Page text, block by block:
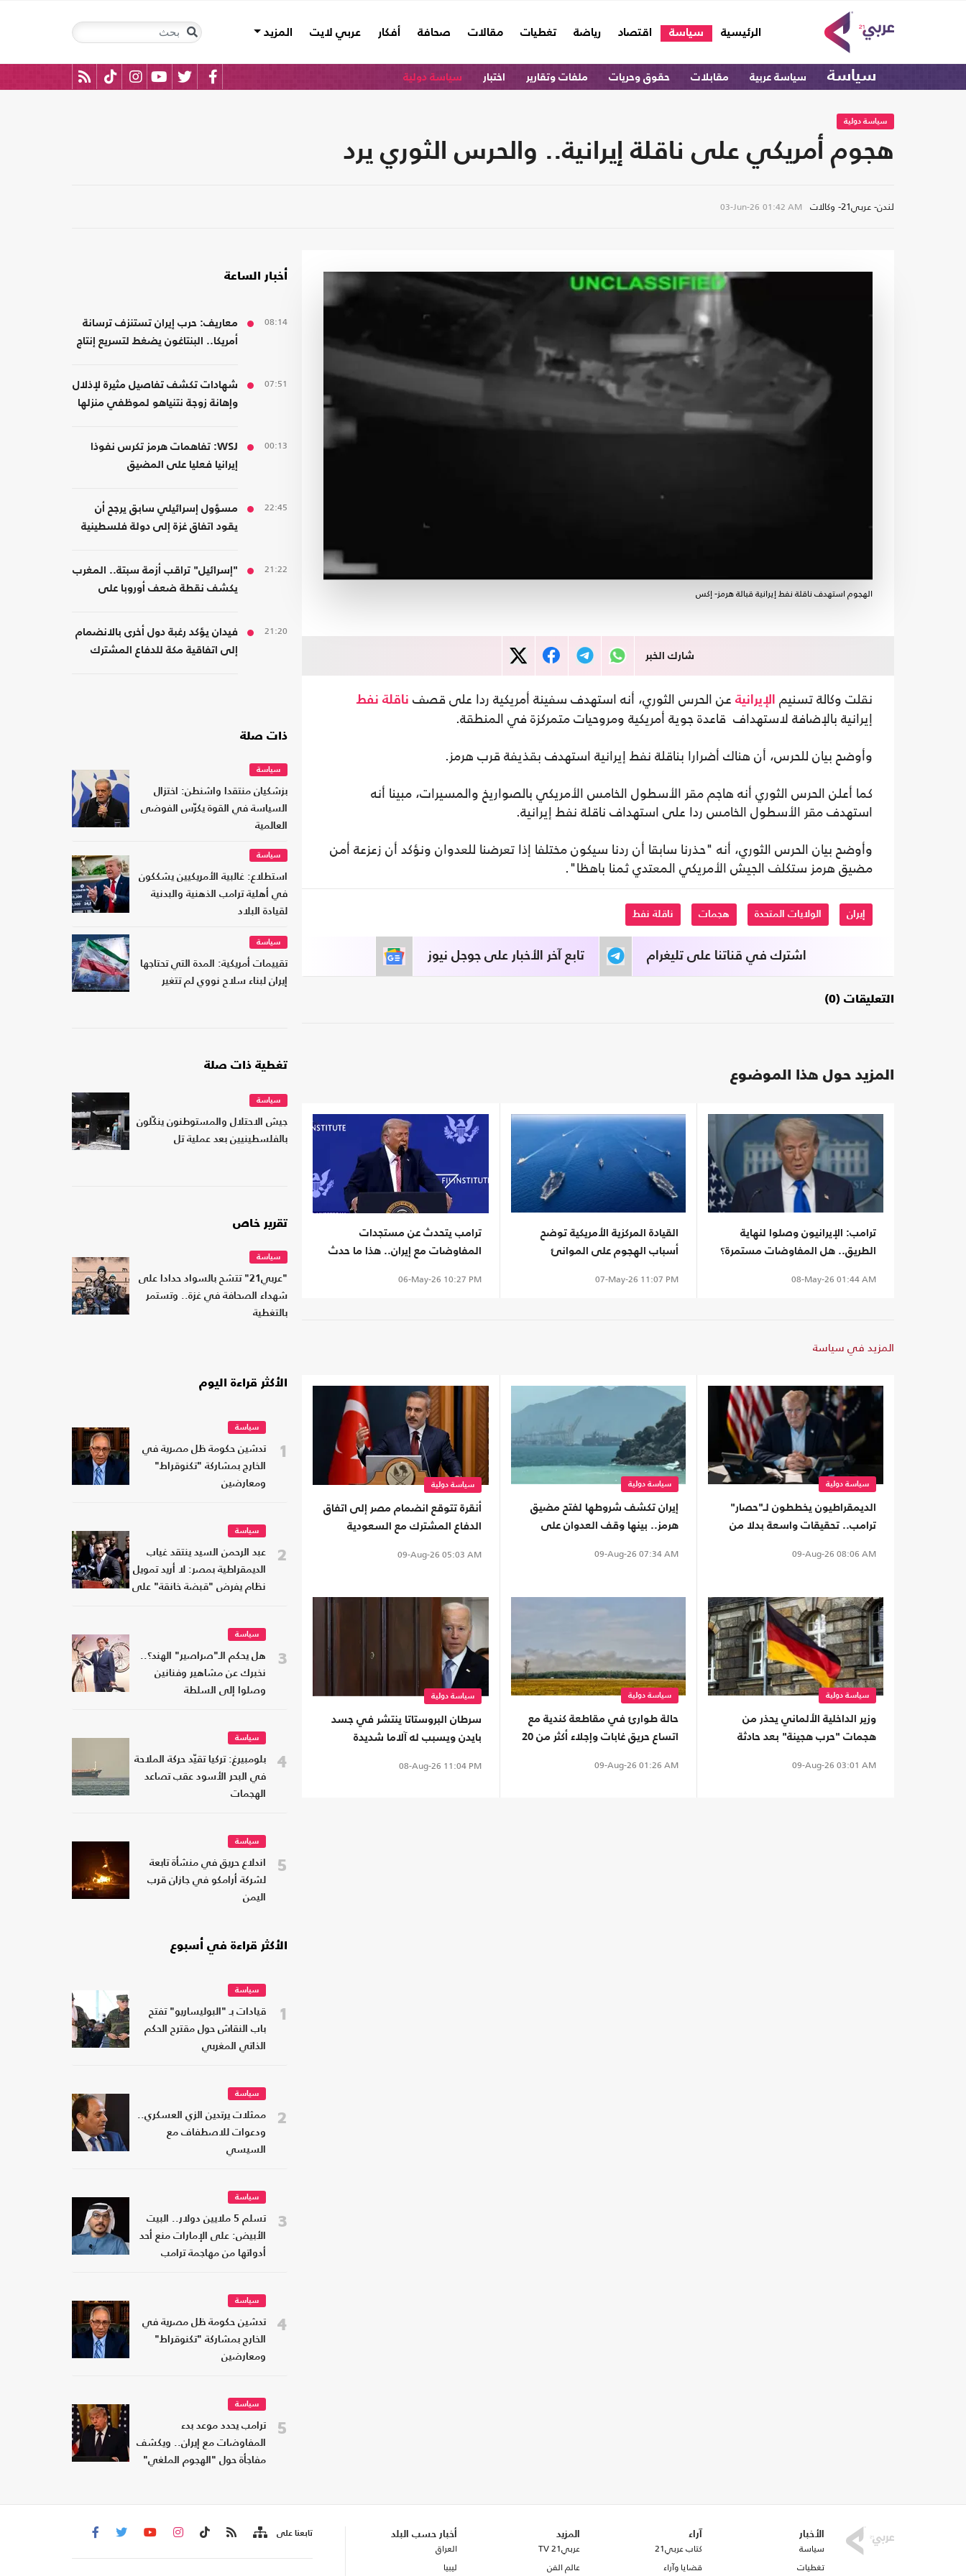
الرئيسية
(current) سياسة اقتصاد رياضة تغطيات مقالات صحافة أفكار عربي لايت المزيد
سياسة سياسة عربية مقابلات حقوق وحريات ملفات وتقارير اختبار سياسة دولية
سياسة دولية
هجوم أمريكي على ناقلة إيرانية.. والحرس الثوري يرد
لندن- عربي21- وكالات 03-Jun-26 01:42 AM
الهجوم استهدف ناقلة نفط إيرانية قبالة هرمز- إكس
شارك الخبر
نقلت وكالة تسنيم الإيرانية عن الحرس الثوري، أنه استهدف سفينة أمريكية ردا على قصف ناقلة نفط
إيرانية بالإضافة لاستهداف قاعدة جوية أمريكية ومروحيات متمركزة في المنطقة.
وأوضح بيان للحرس، أن هناك أضرارا بناقلة نفط إيرانية استهدف بقذيفة قرب هرمز.
كما أعلن الحرس الثوري أنه هاجم مقر الأسطول الخامس الأمريكي بالصواريخ والمسيرات، مبينا أنه
استهدف مقر الأسطول الخامس ردا على استهداف ناقلة نفط إيرانية.
وأوضح بيان الحرس الثوري، أنه "حذرنا سابقا أن ردنا سيكون مختلفا إذا تعرضنا للعدوان ونؤكد أن زعزعة أمن
مضيق هرمز ستكلف الجيش الأمريكي المعتدي ثمنا باهظا".
إيران الولايات المتحدة هجمات ناقلة نفط
تابع آخر الأخبار على جوجل نيوز اشترك في قناتنا على تليغرام
التعليقات (0)
المزيد حول هذا الموضوع
ترامب: الإيرانيون وصلوا لنهاية
الطريق.. هل المفاوضات مستمرة؟
08-May-26 01:44 AM
القيادة المركزية الأمريكية توضح
أسباب الهجوم على الموانئ
07-May-26 11:07 PM
ترامب يتحدث عن مستجدات
المفاوضات مع إيران.. هذا ما حدث
06-May-26 10:27 PM
المزيد في سياسة
سياسة دولية
الديمقراطيون يخططون لـ"حصار"
ترامب.. تحقيقات واسعة بدلا من
09-Aug-26 08:06 AM
سياسة دولية
إيران تكشف شروطها لفتح مضيق
هرمز.. بينها وقف العدوان على
09-Aug-26 07:34 AM
سياسة دولية
أنقرة تتوقع انضمام مصر إلى اتفاق
الدفاع المشترك مع السعودية
09-Aug-26 05:03 AM
سياسة دولية
وزير الداخلية الألماني يحذر من
هجمات "حرب هجينة" بعد حادثة
09-Aug-26 03:01 AM
سياسة دولية
حالة طوارئ في مقاطعة كندية مع
اتساع حريق غابات وإجلاء أكثر من 20
09-Aug-26 01:26 AM
سياسة دولية
سرطان البروستاتا ينتشر في جسد
بايدن ويسبب له آلاما شديدة
08-Aug-26 11:04 PM
أخبار الساعة
08:14
معاريف: حرب إيران تستنزف ترسانة
أمريكا.. البنتاغون يضغط لتسريع إنتاج
07:51
شهادات تكشف تفاصيل مثيرة لإذلال
وإهانة زوجة نتنياهو لموظفي منزلها
00:13
WSJ: تفاهمات هرمز تكرس نفوذا
إيرانيا فعليا على المضيق
22:45
مسؤول إسرائيلي سابق يرجح أن
يقود اتفاق غزة إلى دولة فلسطينية
21:22
"إسرائيل" تراقب أزمة سبتة.. المغرب
يكشف نقطة ضعف أوروبا على
21:20
فيدان يؤكد رغبة دول أخرى بالانضمام
إلى اتفاقية مكة للدفاع المشترك
ذات صلة
سياسة
بزشكيان منتقدا واشنطن: اختزال
السياسة في القوة يكرّس الفوضى
العالمية
سياسة
استطلاع: غالبية الأمريكيين يشككون
في أهلية ترامب الذهنية والبدنية
لقيادة البلاد
سياسة
تقييمات أمريكية: المدة التي تحتاجها
إيران لبناء سلاح نووي لم تتغير
تغطية ذات صلة
سياسة
جيش الاحتلال والمستوطنون ينكّلون
بالفلسطينيين بعد عملية تل
تقرير خاص
سياسة
"عربي21" تتشح بالسواد حدادا على
شهداء الصحافة في غزة.. وتستمر
بالتغطية
الأكثر قراءة اليوم
1
سياسة
تدشين حكومة ظل مصرية في
الخارج بمشاركة "تكنوقراط"
ومعارضين
2
سياسة
عبد الرحمن السيد ينتقد غياب
الديمقراطية بمصر: لا أريد تمويل
نظام يفرض "قبضة خانقة" على
3
سياسة
هل يحكم الـ"صراصير" الهند؟..
نخبرك عن مشاهير وفنانين
وصلوا إلى السلطة
4
سياسة
بلومبيرغ: تركيا تقيّد حركة الملاحة
في البحر الأسود عقب تصاعد
الهجمات
5
سياسة
اندلاع حريق في منشأة تابعة
لشركة أرامكو في جازان قرب
اليمن
الأكثر قراءة في أسبوع
1
سياسة
قيادات بـ "البوليساريو" تفتح
باب النقاش حول مقترح الحكم
الذاتي المغربي
2
سياسة
ممثلات يرتدين الزي العسكري..
ودعوات للاصطفاف مع
السيسي
3
سياسة
تسلم 5 ملايين دولار.. البيت
الأبيض: على الإمارات منع أحد
أدواتها من مهاجمة ترامب
4
سياسة
تدشين حكومة ظل مصرية في
الخارج بمشاركة "تكنوقراط"
ومعارضين
5
سياسة
ترامب يحدد موعد بدء
المفاوضات مع إيران.. ويكشف
مفاجأة حول "الهجوم الملغي"
الأخبار
سياسة
تغطيات
آراء
كتاب عربي21
قضايا وآراء
المزيد
عربي21 TV
عالم الفن
أخبار حسب البلد
العراق
ليبيا
تابعنا على